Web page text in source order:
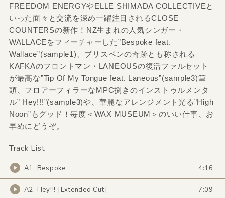
FREEDOM ENERGYやELLE SHIMADA COLLECTIVEと
いった面々と交流を深め一躍注目されるCLOSE
COUNTERSの新作！NZ生まれの人気シンガー・
WALLACEをフィーチャーした”Bespoke feat.
Wallace”(sample1)、ブリスベンの奇跡とも称される
KAFKAのフロントマン・LANEOUSの復活ファルセット
が最高な”Tip Of My Tongue feat. Laneous”(sample3)筆
頭、フロアーフィラーなMPC捌きのインストゥルメンタ
ル” Hey!!!”(sample3)や、華麗なアレンジメント光る”High
Noon”もグッド！毎度＜WAX MUSEUM＞のいい仕事、お
早めにどうぞ。
Track List
A1. Bespoke 4:16
A2. Hey!!! [Extended Cut] 7:09